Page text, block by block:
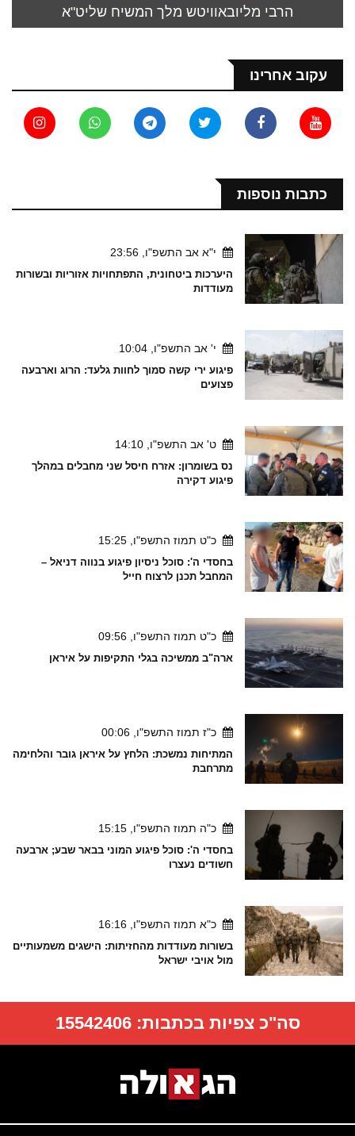
הרבי מליובאוויטש מלך המשיח שליט"א
עקוב אחרינו
כתבות נוספות
י"א אב התשפ"ו, 23:56
היערכות ביטחונית, התפתחויות אזוריות ובשורות
מעודדות
י' אב התשפ"ו, 10:04
פיגוע ירי קשה סמוך לחוות גלעד: הרוג וארבעה
פצועים
ט' אב התשפ"ו, 14:10
נס בשומרון: אזרח חיסל שני מחבלים במהלך
פיגוע דקירה
כ"ט תמוז התשפ"ו, 15:25
בחסדי ה': סוכל ניסיון פיגוע בנווה דניאל –
המחבל תכנן לרצוח חייל
כ"ט תמוז התשפ"ו, 09:56
ארה"ב ממשיכה בגלי התקיפות על איראן
כ"ז תמוז התשפ"ו, 00:06
המתיחות נמשכת: הלחץ על איראן גובר והלחימה
מתרחבת
כ"ה תמוז התשפ"ו, 15:15
בחסדי ה': סוכל פיגוע המוני בבאר שבע; ארבעה
חשודים נעצרו
כ"א תמוז התשפ"ו, 16:16
בשורות מעודדות מהחזיתות: הישגים משמעותיים
מול אויבי ישראל
סה"כ צפיות בכתבות:15542406